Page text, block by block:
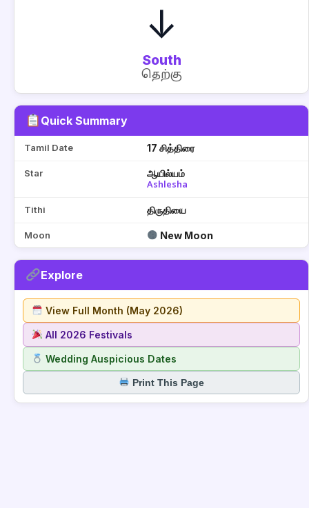
↓
South
தெற்கு
Quick Summary
Tamil Date 17 சித்திரை
Star ஆயில்யம்
Ashlesha
Tithi திருதியை
Moon New Moon
Explore
View Full Month (May 2026)
All 2026 Festivals
Wedding Auspicious Dates
Print This Page